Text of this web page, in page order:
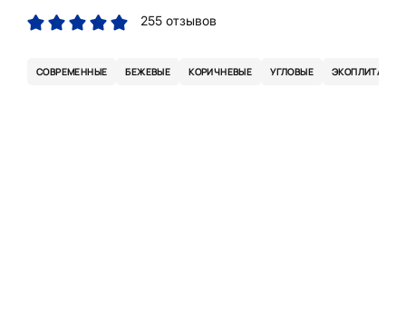
255 отзывов
СОВРЕМЕННЫЕ БЕЖЕВЫЕ КОРИЧНЕВЫЕ УГЛОВЫЕ ЭКОПЛИТА